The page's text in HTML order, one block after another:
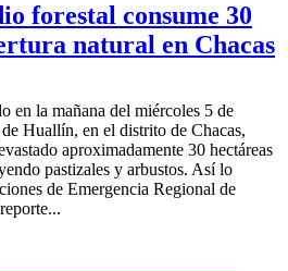
forestal consume 30
natural en Chacas
en la mañana del miércoles 5 de
Huallín, en el distrito de Chacas,
aproximadamente 30 hectáreas
pastizales y arbustos. Así lo
de Emergencia Regional de